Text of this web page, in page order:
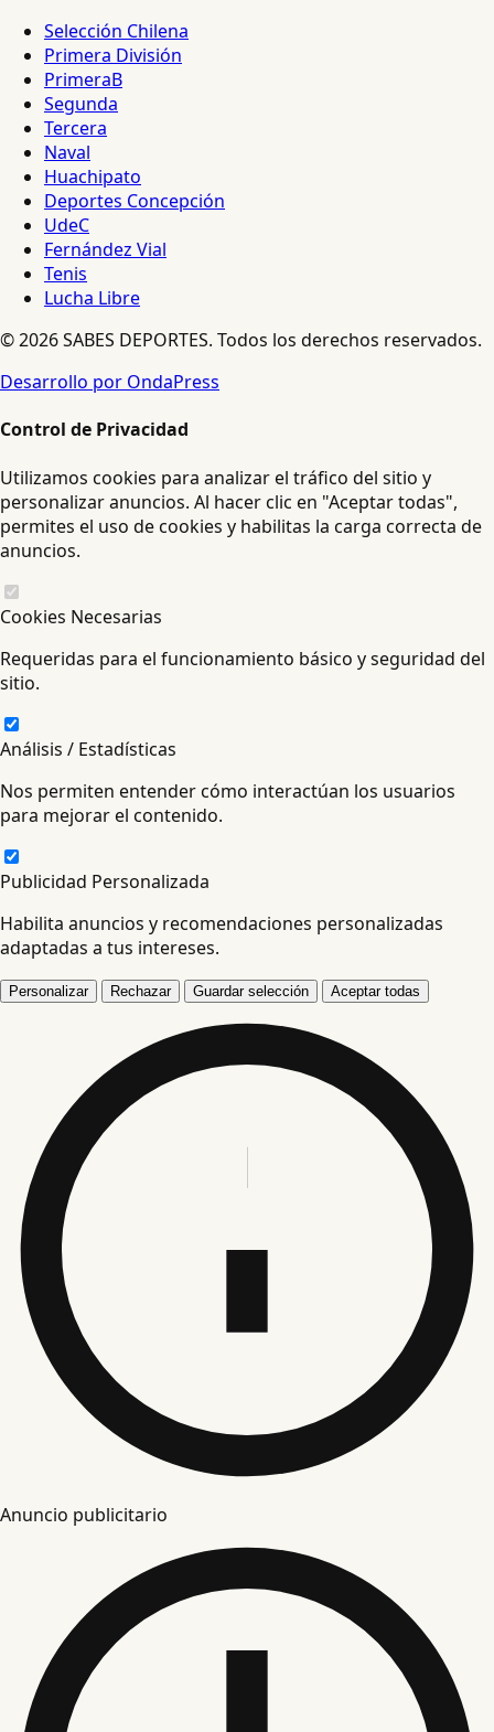
Selección Chilena
Primera División
PrimeraB
Segunda
Tercera
Naval
Huachipato
Deportes Concepción
UdeC
Fernández Vial
Tenis
Lucha Libre
© 2026 SABES DEPORTES. Todos los derechos reservados.
Desarrollo por OndaPress
Control de Privacidad
Utilizamos cookies para analizar el tráfico del sitio y
personalizar anuncios. Al hacer clic en "Aceptar todas",
permites el uso de cookies y habilitas la carga correcta de
anuncios.
Cookies Necesarias
Requeridas para el funcionamiento básico y seguridad del
sitio.
Análisis / Estadísticas
Nos permiten entender cómo interactúan los usuarios
para mejorar el contenido.
Publicidad Personalizada
Habilita anuncios y recomendaciones personalizadas
adaptadas a tus intereses.
Personalizar Rechazar Guardar selección Aceptar todas
Anuncio publicitario